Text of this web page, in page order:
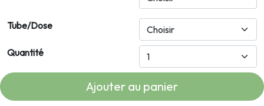
Tube/Dose
Quantité
Ajouter au panier